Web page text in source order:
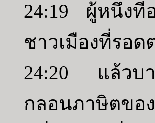
24:19 ผู้หนึ่งที่
ชาวเมืองที่รอด
24:20 แล้วบ
กลอนภาษิตขอ